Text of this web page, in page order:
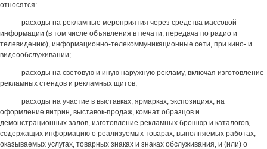
относятся:
расходы на рекламные мероприятия через средства массовой
информации (в том числе объявления в печати, передача по радио и
телевидению), информационно-телекоммуникационные сети, при кино- и
видеообслуживании;
расходы на световую и иную наружную рекламу, включая изготовление
рекламных стендов и рекламных щитов;
расходы на участие в выставках, ярмарках, экспозициях, на
оформление витрин, выставок-продаж, комнат образцов и
демонстрационных залов, изготовление рекламных брошюр и каталогов,
содержащих информацию о реализуемых товарах, выполняемых работах,
оказываемых услугах, товарных знаках и знаках обслуживания, и (или) о